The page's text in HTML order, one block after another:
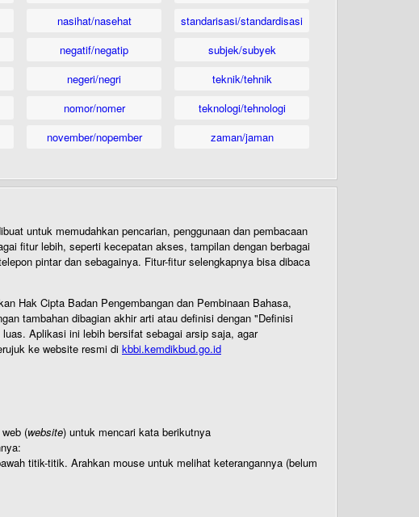
nasihat/nasehat
negatif/negatip
negeri/negri
nomor/nomer
november/nopember
standarisasi/standardisasi
subjek/subyek
teknik/tehnik
teknologi/tehnologi
zaman/jaman
untuk memudahkan pencarian, penggunaan dan pembacaan
fitur lebih, seperti kecepatan akses, tampilan dengan berbagai
pintar dan sebagainya. Fitur-fitur selengkapnya bisa dibaca
Hak Cipta Badan Pengembangan dan Pembinaan Bahasa,
tambahan dibagian akhir arti atau definisi dengan "Definisi
Aplikasi ini lebih bersifat sebagai arsip saja, agar
ke website resmi di kbbi.kemdikbud.go.id
(website) untuk mencari kata berikutnya
titik-titik. Arahkan mouse untuk melihat keterangannya (belum